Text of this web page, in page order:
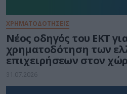
ΧΡΗΜΑΤΟΔΟΤΗΣΕΙΣ
Νέος οδηγός του ΕΚΤ
χρηματοδότηση των
31.07.2026